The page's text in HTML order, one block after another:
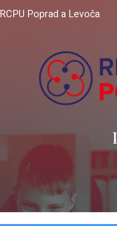
Skip to
RCPU Poprad a Levoča